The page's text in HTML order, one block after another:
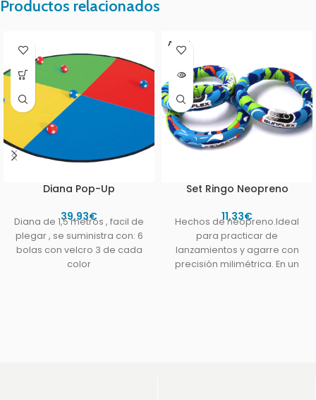
Productos relacionados
Diana Pop-Up
39,93€
Diana de 1,5 metros , facil de
plegar , se suministra con: 6
bolas con velcro 3 de cada
color
AGOT
ADO
Set Ringo Neopreno
11,33€
Hechos de neopreno.Ideal
para practicar de
lanzamientos y agarre con
precisión milimétrica. En un